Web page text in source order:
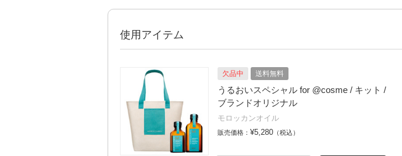
使用アイテム
欠品中 送料無料
うるおいスペシャル for @cosme / キット /
ブランドオリジナル
モロッカンオイル
販売価格： ¥5,280 （税込）